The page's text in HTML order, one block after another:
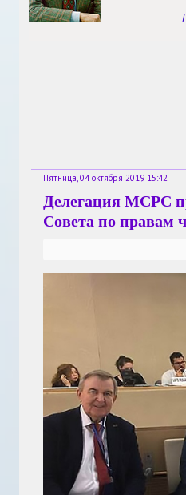
Пятница, 04 октября 2019 15:42
Делегация МСРС
Совета по правам